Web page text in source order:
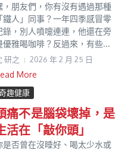
，朋友們，你有沒有遇過那種
「鐵人」同事？一年四季感冒零
錄，別人噴嚏連連，他還在旁
優雅喝咖啡？反過來，有些...
研之 2026 年 2 月 25 日
More
趣健康
痛不是腦袋壞掉，是
活在「敲你頭」
是否曾在沒睡好、喝太少水或